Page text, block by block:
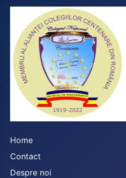
Home
Contact
Despre noi